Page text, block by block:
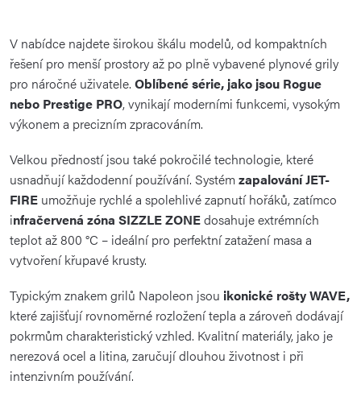
V nabídce najdete širokou škálu modelů, od kompaktních
řešení pro menší prostory až po plně vybavené plynové grily
pro náročné uživatele. Oblíbené série, jako jsou Rogue
nebo Prestige PRO, vynikají moderními funkcemi, vysokým
výkonem a precizním zpracováním.
Velkou předností jsou také pokročilé technologie, které
usnadňují každodenní používání. Systémzapalování JET-
FIRE umožňuje rychlé a spolehlivé zapnutí hořáků, zatímco
infračervená zóna SIZZLE ZONEdosahuje extrémních
teplot až 800 °C – ideální pro perfektní zatažení masa a
vytvoření křupavé krusty.
Typickým znakem grilů Napoleon jsou ikonické rošty WAVE,
které zajišťují rovnoměrné rozložení tepla a zároveň dodávají
pokrmům charakteristický vzhled. Kvalitní materiály, jako je
nerezová ocel a litina, zaručují dlouhou životnost i při
intenzivním používání.